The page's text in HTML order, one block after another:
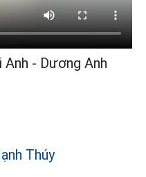
- Dương Anh
Thúy